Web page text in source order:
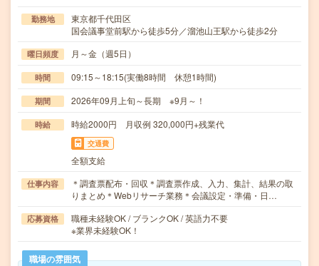
勤務地
東京都千代田区
国会議事堂前駅から徒歩5分／溜池山王駅から徒歩2分
曜日頻度 月～金（週5日）
時間 09:15～18:15(実働8時間 休憩1時間)
期間 2026年09月上旬～長期 ※9月～！
時給 時給2000円 月収例 320,000円+残業代
交通費
全額支給
仕事内容
＊調査票配布・回収＊調査票作成、入力、集計、結果の取
りまとめ＊Webリサーチ業務＊会議設定・準備・日…
応募資格
職種未経験OK / ブランクOK / 英語力不要
※業界未経験OK！
職場の雰囲気